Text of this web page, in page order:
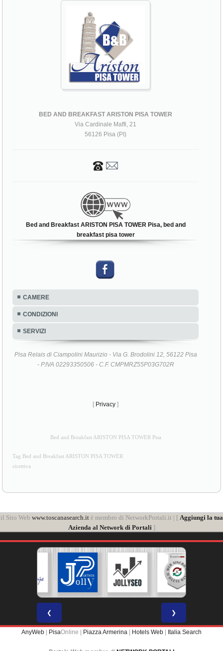
BED AND BREAKFAST ARISTON PISA TOWER
Via Cardinale Maffi, 21
56126 Pisa (PI)
Bed and Breakfast ARISTON PISA TOWER Pisa, bed and
breakfast pisa tower
CAMERE
CONDIZIONI
SERVIZI
Pisa Relais di Ciampolini Maurizio - Via G. Brodolini 12, 56122 Pisa
- P.IVA 02293350506 - C.F. CMPMRZ55P03G702R
[ Privacy ]
Bed and Breakfast ARISTON PISA TOWER Pisa
Tag Bed and Breakfast ARISTON PISA TOWER
ricettiva
il Sito Web www.toscanasearch.itè membro di NetworkPortali.it | [ Aggiungi la tua
Azienda al Network di Portali]
❮ ❯
AnyWeb PisaOnline | Piazza Armerina Hotels Web Italia Search